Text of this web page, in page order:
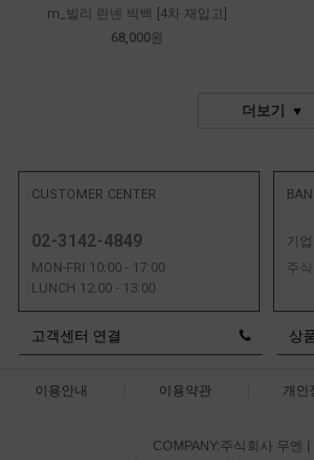
m_빌리 린넨 빅백 [4차 재입고]
68,000원
더보기
CUSTOMER CENTER
02-3142-4849
MON-FRI 10:00 - 17:00
LUNCH 12:00 - 13:00
기
주
고객센터 연결 상
이용안내 이용약관 개인
COMPANY:주식회사 무엔 |